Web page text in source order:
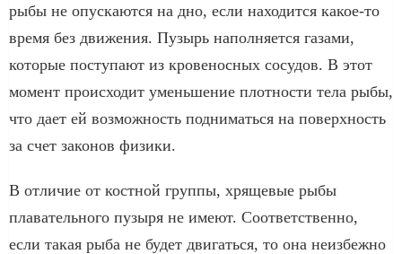
рыбы не опускаются на дно, если находится какое-то
время без движения. Пузырь наполняется газами,
которые поступают из кровеносных сосудов. В этот
момент происходит уменьшение плотности тела рыбы,
что дает ей возможность подниматься на поверхность
за счет законов физики.
В отличие от костной группы, хрящевые рыбы
плавательного пузыря не имеют. Соответственно,
если такая рыба не будет двигаться, то она неизбежно